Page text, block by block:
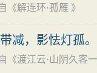
《解连环·孤雁 》
减，影怯灯孤。
《渡江云·山阴久客